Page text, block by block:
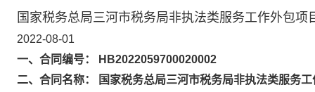
国家税务总局三河市税务局非执法类服务工作外包项
2022-08-01
一、合同编号： HB2022059700020002
二、合同名称： 国家税务总局三河市税务局非执法类服务